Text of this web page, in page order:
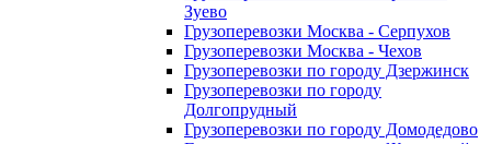
Зуево
Грузоперевозки Москва - Серпухов
Грузоперевозки Москва - Чехов
Грузоперевозки по городу Дзержинск
Грузоперевозки по городу
Долгопрудный
Грузоперевозки по городу Домодедово